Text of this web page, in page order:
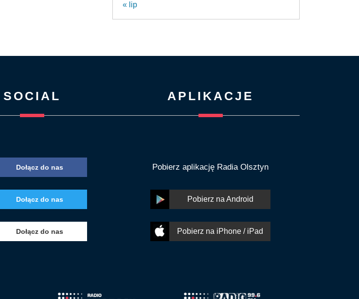
« lip
SOCIAL
Dołącz do nas
Dołącz do nas
Dołącz do nas
APLIKACJE
Pobierz aplikację Radia Olsztyn
Pobierz na Android
Pobierz na iPhone / iPad